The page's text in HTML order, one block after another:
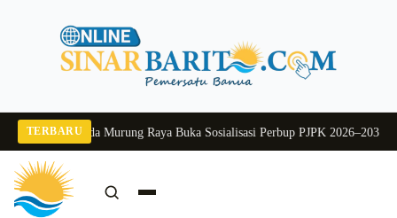
TERBARU
Pj Sekda Murung Raya Buka Sosialisasi Perbup PJPK 2026–2030